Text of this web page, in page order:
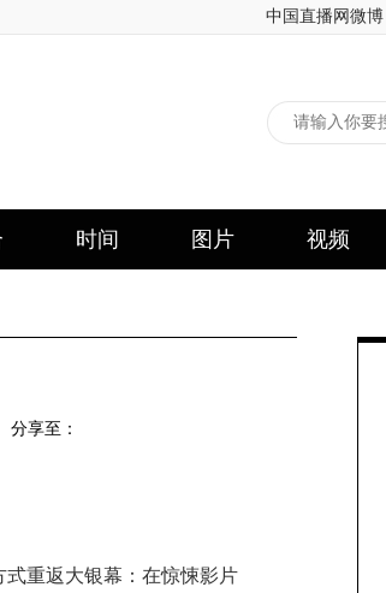
中国直播网微博
时间 图片 视频
分享至：
式重返大银幕：在惊悚影片